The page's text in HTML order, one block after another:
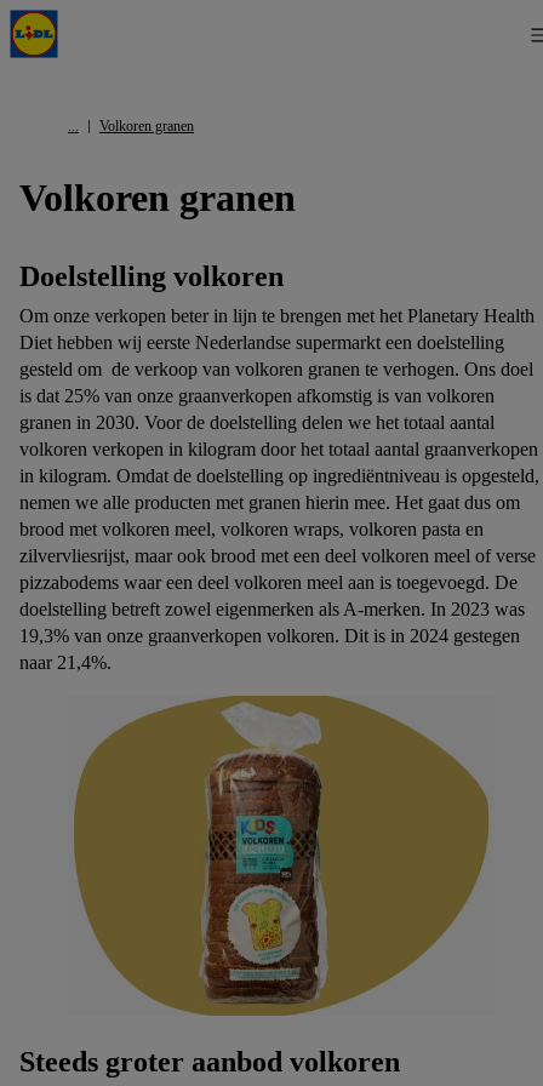
Volkoren granen
Volkoren granen
Doelstelling volkoren
Om onze verkopen beter in lijn te brengen met het Planetary Health
Diet hebben wij eerste Nederlandse supermarkt een doelstelling
gesteld om de verkoop van volkoren granen te verhogen. Ons doel
is dat 25% van onze graanverkopen afkomstig is van volkoren
granen in 2030. Voor de doelstelling delen we het totaal aantal
volkoren verkopen in kilogram door het totaal aantal graanverkopen
in kilogram. Omdat de doelstelling op ingrediëntniveau is opgesteld,
nemen we alle producten met granen hierin mee. Het gaat dus om
brood met volkoren meel, volkoren wraps, volkoren pasta en
zilvervliesrijst, maar ook brood met een deel volkoren meel of verse
pizzabodems waar een deel volkoren meel aan is toegevoegd. De
doelstelling betreft zowel eigenmerken als A-merken. In 2023 was
19,3% van onze graanverkopen volkoren. Dit is in 2024 gestegen
naar 21,4%.
Steeds groter aanbod volkoren